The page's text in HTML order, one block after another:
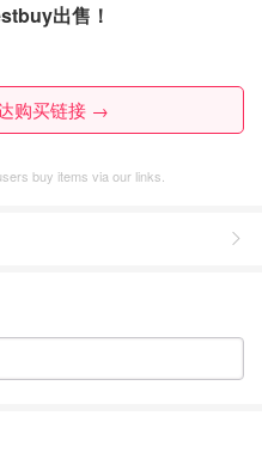
出售！
购买链接 →
buy items via our links.